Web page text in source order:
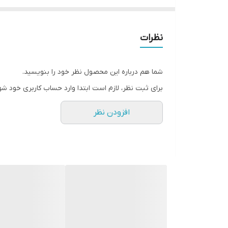
• مناسب جمع کردن موهای نازک و کوتاه یا اصطلاحا بچه
• بدون هیچ گونه آسیب به مو
• طراحی شده در آمریکا
نظرات
شما هم درباره این محصول نظر خود را بنویسید.
برای ثبت نظر، لازم است ابتدا وارد حساب کاربری خود
افزودن نظر